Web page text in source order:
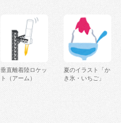
垂直離着陸ロケッ
ト（アーム）
夏のイラスト「か
き氷・いちご」